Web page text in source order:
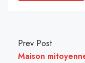
Prev Post
Maison